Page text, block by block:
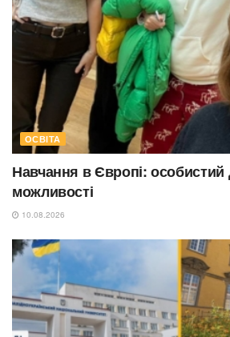
ОСВІТА
Навчання в Європі: особистий
можливості
10.08.2026